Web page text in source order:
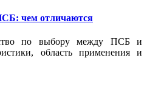
чем отличаются
по выбору между ПСБ и
область применения и